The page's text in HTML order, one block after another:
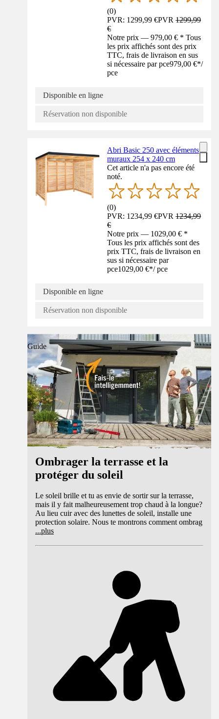
(0)
PVR: 1299,99 €PVR1299,99
€
Notre prix — 979,00 € * Tous
les prix affichés sont des prix
TTC, frais de livraison en sus
si nécessaire par pce979,00 €*/
pce
Disponible en ligne
Réservation non disponible
Abri Basic 250 avec éléments
muraux 254 x 240 cm
Cet article n'a pas encore été
noté.
(0)
PVR: 1234,99 €PVR1234,99
€
Notre prix — 1029,00 € *
Tous les prix affichés sont des
prix TTC, frais de livraison en
sus si nécessaire par
pce1029,00 €*/ pce
Disponible en ligne
Réservation non disponible
Guide
Ombrager la terrasse et la
protéger du soleil
Le soleil brille et tu as envie de sortir sur la terrasse,
mais il y fait malheureusement trop chaud à la longue?
Au lieu cuir avec des lunettes de soleil, installe une
protection solaire. Nous te montrons comment ombrag
...plus